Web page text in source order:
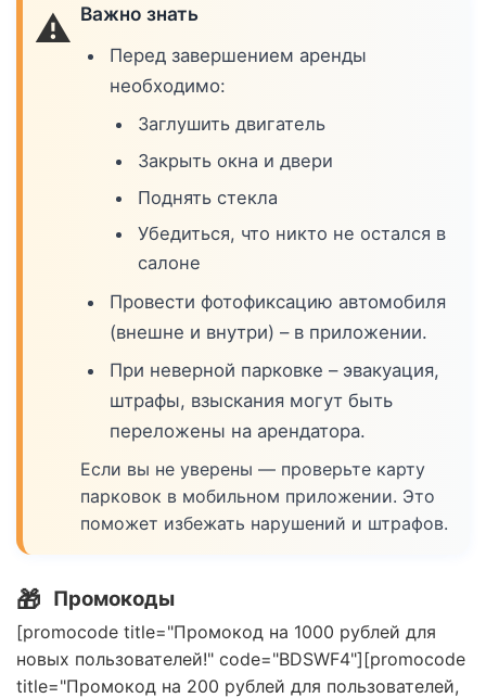
⚠️ Важно знать
Перед завершением аренды
необходимо:
Заглушить двигатель
Закрыть окна и двери
Поднять стекла
Убедиться, что никто не остался в
салоне
Провести фотофиксацию автомобиля
(внешне и внутри) – в приложении.
При неверной парковке – эвакуация,
штрафы, взыскания могут быть
переложены на арендатора.
Если вы не уверены — проверьте карту
парковок в мобильном приложении. Это
поможет избежать нарушений и штрафов.
🎁 Промокоды
[promocode title="Промокод на 1000 рублей для
новых пользователей!" code="BDSWF4"][promocode
title="Промокод на 200 рублей для пользователей,